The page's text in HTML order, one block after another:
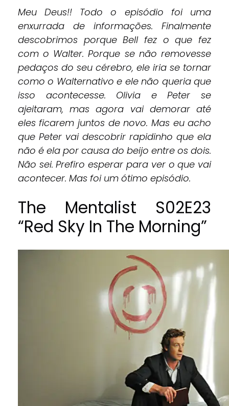
Meu Deus!! Todo o episódio foi uma
enxurrada de informações. Finalmente
descobrimos porque Bell fez o que fez
com o Walter. Porque se não removesse
pedaços do seu cérebro, ele iria se tornar
como o Walternativo e ele não queria que
isso acontecesse. Olivia e Peter se
ajeitaram, mas agora vai demorar até
eles ficarem juntos de novo. Mas eu acho
que Peter vai descobrir rapidinho que ela
não é ela por causa do beijo entre os dois.
Não sei. Prefiro esperar para ver o que vai
acontecer. Mas foi um ótimo episódio.
The Mentalist S02E23
“Red Sky In The Morning”